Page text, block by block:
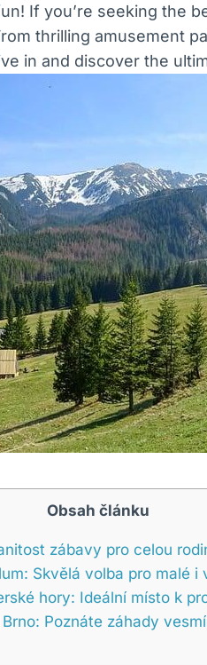
If you’re seeking the
thrilling amusement
in and discover the
Obsah článku
zábavy pro celou
Skvělá volba pro malé i
hory: Ideální místo k
Poznáte záhady